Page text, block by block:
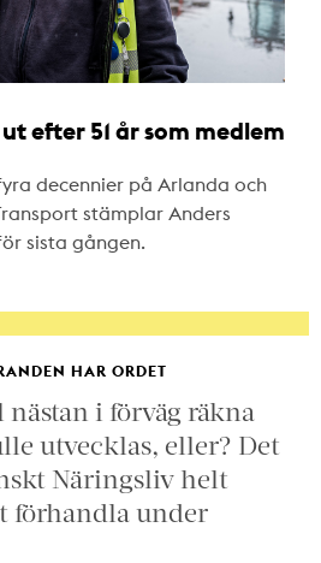
efter 51 år som medlem
decennier på Arlanda och
stämplar Anders
sista gången.
HAR ORDET
nästan i förväg räkna
utvecklas, eller? Det
Näringsliv helt
förhandla under